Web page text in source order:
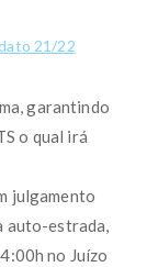
21/22
garantindo
o qual irá
julgamento
auto-estrada,
no Juízo